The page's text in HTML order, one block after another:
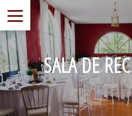
SALA DE